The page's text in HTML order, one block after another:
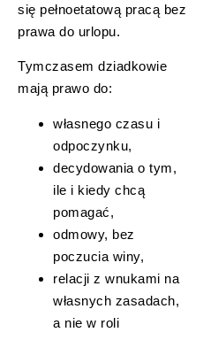
się pełnoetatową pracą bez
prawa do urlopu.
Tymczasem dziadkowie
mają prawo do:
własnego czasu i
odpoczynku,
decydowania o tym,
ile i kiedy chcą
pomagać,
odmowy, bez
poczucia winy,
relacji z wnukami na
własnych zasadach,
a nie w roli